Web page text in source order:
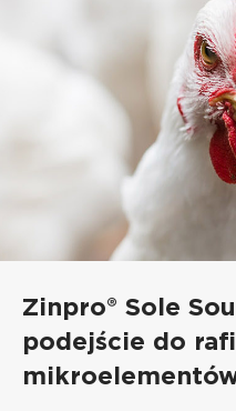
Zinpro® Sole
podejście do